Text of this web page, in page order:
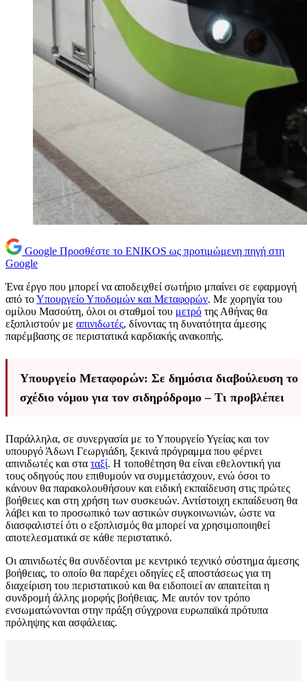
Google Προσθέστε το ENIKOS ως προτιμώμενη πηγή στη
Google
Ένα έργο που μπορεί να αποδειχθεί σωτήριο μπαίνει σε εφαρμογή
από τοΥπουργείο Υποδομών και Μεταφορών. Με χορηγία του
ομίλου Μασούτη, όλοι οι σταθμοί του μετρό της Αθήνας θα
εξοπλιστούν με απινιδωτές, δίνοντας τη δυνατότητα άμεσης
παρέμβασης σε περιστατικά καρδιακής ανακοπής.
Υπουργείο Μεταφορών: Σε δημόσια διαβούλευση το
σχέδιο νόμου για τον σιδηρόδρομο – Τι προβλέπει
Παράλληλα, σε συνεργασία με το Υπουργείο Υγείας και τον
υπουργό Άδωνι Γεωργιάδη, ξεκινά πρόγραμμα που φέρνει
απινιδωτές και στα ταξί. Η τοποθέτηση θα είναι εθελοντική για
τους οδηγούς που επιθυμούν να συμμετάσχουν, ενώ όσοι το
κάνουν θα παρακολουθήσουν και ειδική εκπαίδευση στις πρώτες
βοήθειες και στη χρήση των συσκευών. Αντίστοιχη εκπαίδευση θα
λάβει και το προσωπικό των αστικών συγκοινωνιών, ώστε να
διασφαλιστεί ότι ο εξοπλισμός θα μπορεί να χρησιμοποιηθεί
αποτελεσματικά σε κάθε περιστατικό.
Οι απινιδωτές θα συνδέονται με κεντρικό τεχνικό σύστημα άμεσης
βοήθειας, το οποίο θα παρέχει οδηγίες εξ αποστάσεως για τη
διαχείριση του περιστατικού και θα ειδοποιεί αν απαιτείται η
συνδρομή άλλης μορφής βοήθειας. Με αυτόν τον τρόπο
ενσωματώνονται στην πράξη σύγχρονα ευρωπαϊκά πρότυπα
πρόληψης και ασφάλειας.